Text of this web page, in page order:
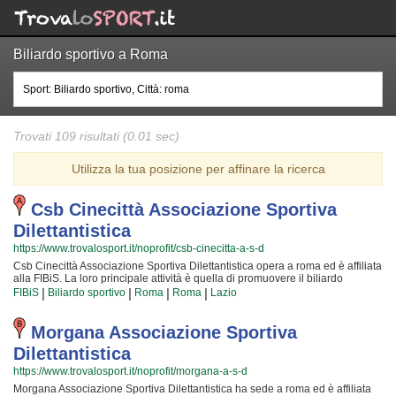
Biliardo sportivo a Roma
Trovati 109 risultati (0.01 sec)
Utilizza la tua posizione per affinare la ricerca
Csb Cinecittà Associazione Sportiva
Dilettantistica
https://www.trovalosport.it/noprofit/csb-cinecitta-a-s-d
Csb Cinecittà Associazione Sportiva Dilettantistica opera a roma ed è affiliata
alla FIBiS. La loro principale attività è quella di promuovere il biliardo
sportivo organizzando tornei sul territorio e corsi per bambini, ragazzi e
adulti. L'attività è incentrata sia sul miglioramento delle capacità motorie e
fisiche degli atleti sia sulla creazione di quelle qualità personali che si
acquisiscono quotidianamente affrontando sfide articolate. Proprio per
questo motivo gli allenatori sono tra i migliori della Provincia e sono convinti
di poter trasmettere quei valori in cui Csb Cinecittà Associazione Sportiva
Dilettantistica crede fin dalla sua fondazione. La passione, i sacrifici e la
continua ricerca della chiave per crescere e superare i propri limiti personali
rendono il biliardo sportivo uno sport unico e da cui si viene immediatamente
FIBiS | Biliardo sportivo | Roma | Roma | Lazio
Morgana Associazione Sportiva
Dilettantistica
https://www.trovalosport.it/noprofit/morgana-a-s-d
Morgana Associazione Sportiva Dilettantistica ha sede a roma ed è affiliata